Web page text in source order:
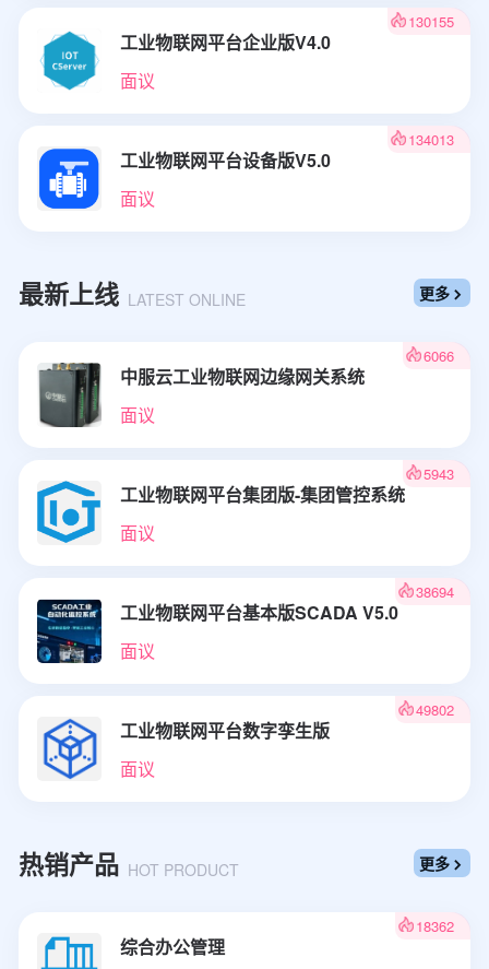
工业物联网平台企业版V4.0
面议
130155
工业物联网平台设备版V5.0
面议
134013
最新上线 LATEST ONLINE 更多 
中服云工业物联网边缘网关系统
面议
6066
工业物联网平台集团版-集团管控系统
面议
5943
工业物联网平台基本版SCADA V5.0
面议
38694
工业物联网平台数字孪生版
面议
49802
热销产品 HOT PRODUCT 更多 
综合办公管理
18362